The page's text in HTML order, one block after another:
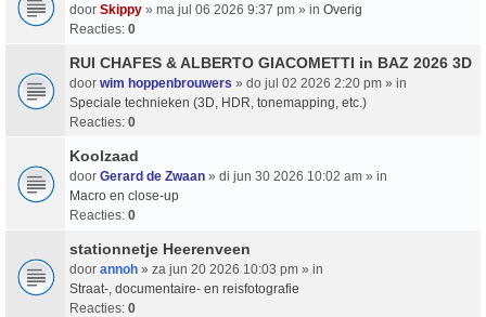
door Skippy » ma jul 06 2026 9:37 pm » in Overig
Reacties: 0
RUI CHAFES & ALBERTO GIACOMETTI in BAZ 2026 3D
door wim hoppenbrouwers » do jul 02 2026 2:20 pm » in
Speciale technieken (3D, HDR, tonemapping, etc.)
Reacties: 0
Koolzaad
door Gerard de Zwaan » di jun 30 2026 10:02 am » in
Macro en close-up
Reacties: 0
stationnetje Heerenveen
door annoh » za jun 20 2026 10:03 pm » in
Straat-, documentaire- en reisfotografie
Reacties: 0